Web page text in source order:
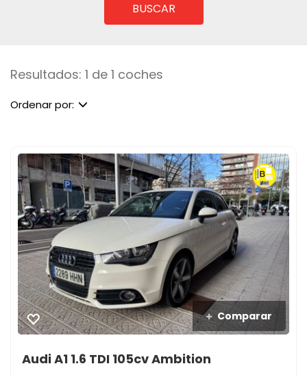
BUSCAR
Resultados: 1 de 1 coches
Ordenar por:
Comparar
Audi A1 1.6 TDI 105cv Ambition